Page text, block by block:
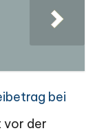
bei
vor der